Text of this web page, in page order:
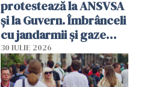
protestează la ANSVSA
și la Guvern. Îmbrânceli
cu jandarmii și gaze
lacrimogene
30 IULIE 2026